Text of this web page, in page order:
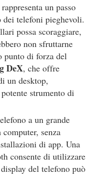
rappresenta un passo
telefoni pieghevoli.
possa scoraggiare,
non sfruttarne
punto di forza del
DeX, che offre
un desktop,
strumento di
a un grande
senza
di app. Una
consente di utilizzare
del telefono può